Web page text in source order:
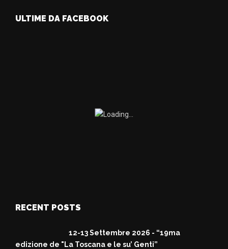
ULTIME DA FACEBOOK
RECENT POSTS
12-13 Settembre 2026 - “19ma
edizione de "La Toscana e le su’ Genti”